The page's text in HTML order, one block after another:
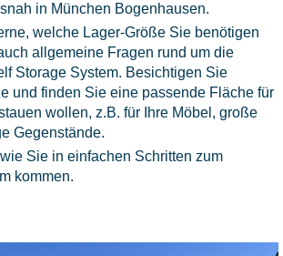
in München Bogenhausen.
welche Lager-Größe Sie benötigen
allgemeine Fragen rund um die
Storage System. Besichtigen Sie
und finden Sie eine passende Fläche für
wollen, z.B. für Ihre Möbel, große
Gegenstände.
Sie in einfachen Schritten zum
kommen.